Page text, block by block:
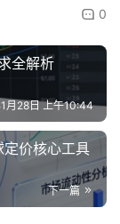
0
全解析
月28日 上午10:44
价核心工具
下一篇